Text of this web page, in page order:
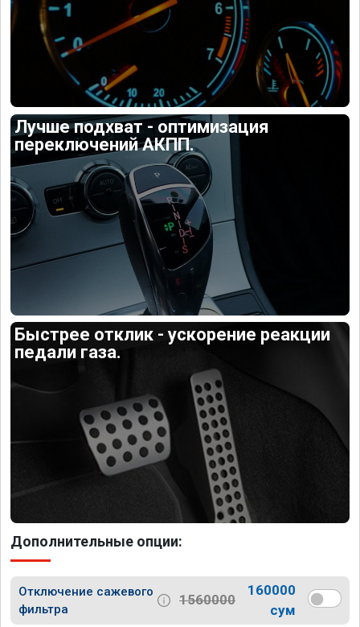
Лучше подхват - оптимизация
переключений АКПП.
Быстрее отклик - ускорение реакции
педали газа.
Дополнительные опции:
Отключение сажевого
фильтра
1560000
160000
сум